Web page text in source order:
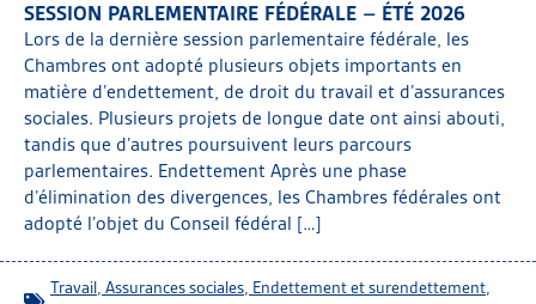
ARTIAS
L’ASSOCIATION
PROJETS ET ACTIVITÉS
JOURNÉES D’AUTOMNE
SESSION PARLEMENTAIRE FÉDÉRALE – ÉTÉ 2026
Lors de la dernière session parlementaire fédérale, les
Chambres ont adopté plusieurs objets importants en
matière d’endettement, de droit du travail et d’assurances
sociales. Plusieurs projets de longue date ont ainsi abouti,
tandis que d’autres poursuivent leurs parcours
parlementaires. Endettement Après une phase
d’élimination des divergences, les Chambres fédérales ont
adopté l’objet du Conseil fédéral […]
Travail Assurances sociales Endettement et surendettement